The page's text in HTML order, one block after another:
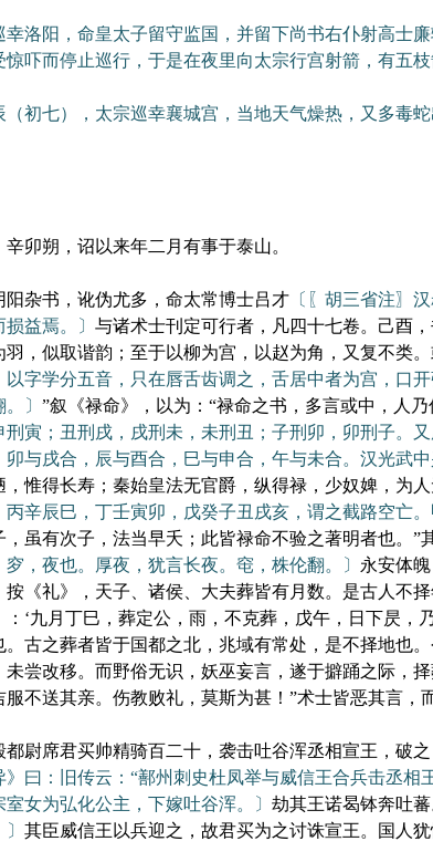
阳，命皇太子留守监国，并留下尚书右仆射高士廉
吓而停止巡行，于是在夜里向太宗行宫射箭，有五
七），太宗巡幸襄城宫，当地天气燥热，又多毒蛇
朔，诏以来年二月有事于泰山。
杂书，讹伪尤多，命太常博士吕才 〔〖胡三省注〗
益焉。〕 与诸术士刊定可行者，凡四十七卷。己酉
羽，似取谐韵；至于以柳为宫，以赵为角，又复不类
以字学分五音，只在唇舌齿调之，舌居中者为宫，口
〕 ”叙《禄命》，以为：“禄命之书，多言或中，人
刑寅；丑刑戌，戌刑未，未刑丑；子刑卯，卯刑子。
与戌合，辰与酉合，巳与申合，午与未合。汉光武中
，惟得长寿；秦始皇法无官爵，纵得禄，少奴婢，为
丙辛辰巳，丁壬寅卯，戊癸子丑戌亥，谓之截路空亡
，虽有次子，法当早夭；此皆禄命不验之著明者也。”
，夜也。厚夜，犹言长夜。窀，株伦翻。〕 永安体
按《礼》，天子、诸侯、大夫葬皆有月数。是古人不择
：‘九月丁巳，葬定公，雨，不克葬，戊午，日下昃
。古之葬者皆于国都之北，兆域有常处，是不择地也
未尝改移。而野俗无识，妖巫妄言，遂于擗踊之际，
不送其亲。伤教败礼，莫斯为甚！”术士皆恶其言，
席君买帅精骑百二十，袭击吐谷浑丞相宣王，破之
》曰：旧传云：“鄯州刺史杜凤举与威信王合兵击丞相
女为弘化公主，下嫁吐谷浑。〕 劫其王诺曷钵奔吐
其臣威信王以兵迎之，故君买为之讨诛宣王。国人